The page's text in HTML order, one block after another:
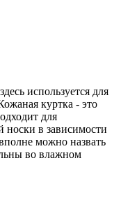
используется для
куртка - это
для
носки в зависимости
можно назвать
во влажном